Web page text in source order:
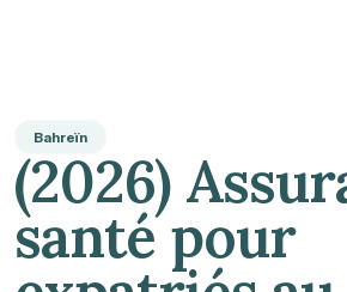
Bahreïn
(2026)
santé pour